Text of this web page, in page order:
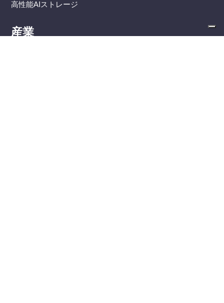
高性能AIストレージ
産業